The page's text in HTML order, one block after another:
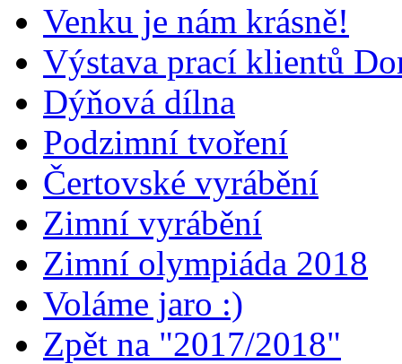
Venku je nám krásně!
Výstava prací klientů
Dýňová dílna
Podzimní tvoření
Čertovské vyrábění
Zimní vyrábění
Zimní olympiáda 2018
Voláme jaro :)
Zpět na "2017/2018"